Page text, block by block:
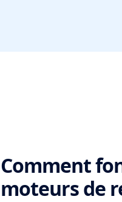
Comment
moteurs de